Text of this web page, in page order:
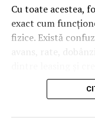
Și mai e ceva ce
linkuri aproape de
newsletter,
partener îl trimite
tău, iar
fiecare dată. Dintr-
Cu toate acestea,
exact cum
fizice. Există
avans, rate,
semnezi orice
mecanismul